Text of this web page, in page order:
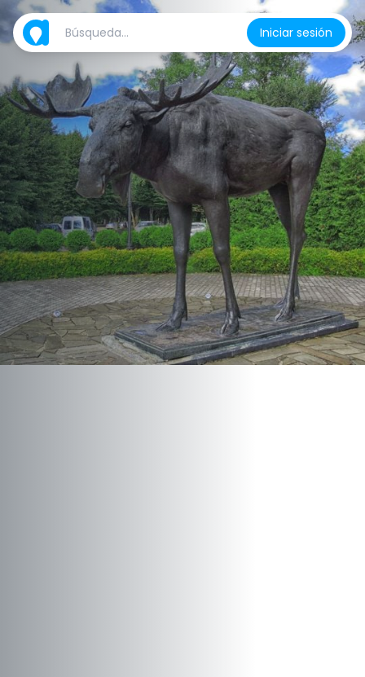
Iniciar sesión